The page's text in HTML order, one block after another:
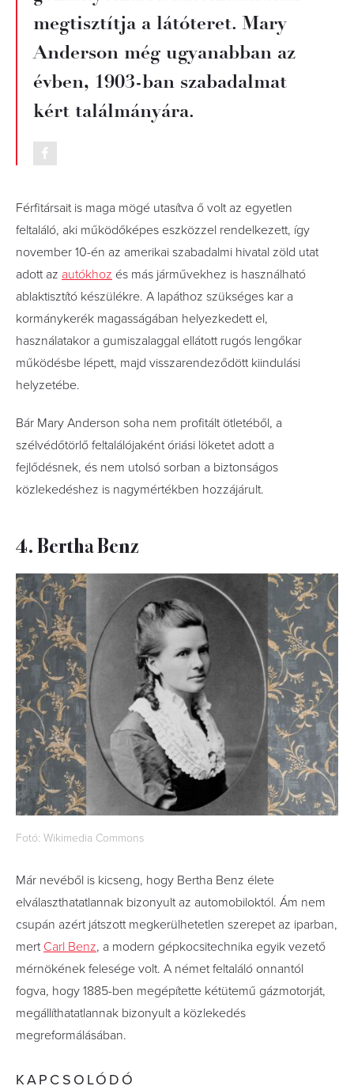
megtisztítja a látóteret. Mary
Anderson még ugyanabban az
évben, 1903-ban szabadalmat
kért találmányára.
Férfitársait is maga mögé utasítva ő volt az egyetlen
feltaláló, aki működőképes eszközzel rendelkezett, így
november 10-én az amerikai szabadalmi hivatal zöld utat
adott az autókhoz és más járművekhez is használható
ablaktisztító készülékre. A lapáthoz szükséges kar a
kormánykerék magasságában helyezkedett el,
használatakor a gumiszalaggal ellátott rugós lengőkar
működésbe lépett, majd visszarendeződött kiindulási
helyzetébe.
Bár Mary Anderson soha nem profitált ötletéből, a
szélvédőtörlő feltalálójaként óriási löketet adott a
fejlődésnek, és nem utolsó sorban a biztonságos
közlekedéshez is nagymértékben hozzájárult.
4. Bertha Benz
Fotó: Wikimedia Commons
Már nevéből is kicseng, hogy Bertha Benz élete
elválaszthatatlannak bizonyult az automobiloktól. Ám nem
csupán azért játszott megkerülhetetlen szerepet az iparban,
mert Carl Benz, a modern gépkocsitechnika egyik vezető
mérnökének felesége volt. A német feltaláló onnantól
fogva, hogy 1885-ben megépítette kétütemű gázmotorját,
megállíthatatlannak bizonyult a közlekedés
megreformálásában.
KAPCSOLÓDÓ